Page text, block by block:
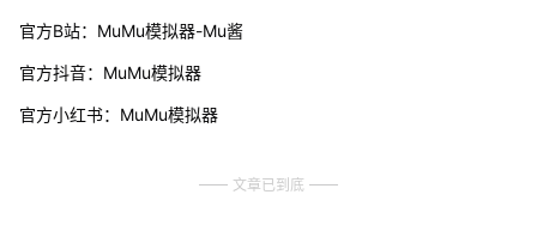
官方B站：MuMu模拟器-Mu酱
官方抖音：MuMu模拟器
官方小红书：MuMu模拟器
文章已到底